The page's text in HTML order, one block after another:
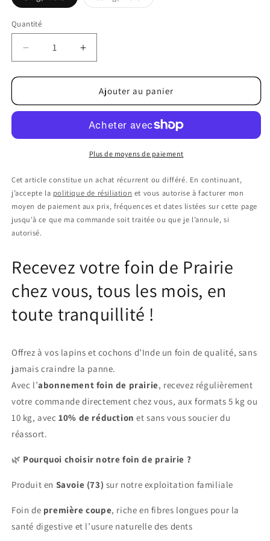
Variante
Quantité
Réduire
la
quantité
Abonnement
-
Augmenter
la
quantité
Abonnement
Prairie
-
1ère
Ajouter au panier
Plus de moyens de paiement
Cet article constitue un achat récurrent ou différé. En continuant,
j’accepte la politique de résiliation et vous autorise à facturer mon
moyen de paiement aux prix, fréquences et dates listées sur cette page
jusqu’à ce que ma commande soit traitée ou que je l’annule, si
autorisé.
Recevez votre foin de Prairie
chez vous, tous les mois, en
toute tranquillité !
Offrez à vos lapins et cochons d’Inde un foin de qualité, sans
jamais craindre la panne.
Avec l’abonnement foin de prairie, recevez régulièrement
votre commande directement chez vous, aux formats 5 kg ou
10 kg, avec10% de réduction et sans vous soucier du
réassort.
🌿 Pourquoi choisir notre foin de prairie ?
Produit en Savoie (73) sur notre exploitation familiale
Foin de première coupe, riche en fibres longues pour la
santé digestive et l’usure naturelle des dents